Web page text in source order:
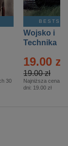
30
Wojsko i
Technika
– 2/2026
19.00 zł
19.00 zł
Najniższa cena z
dni: 19.00 zł